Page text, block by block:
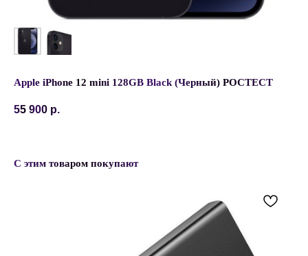
Apple iPhone 12 mini 128GB Black (Черный) РОСТЕСТ
55 900 р.
С этим товаром покупают